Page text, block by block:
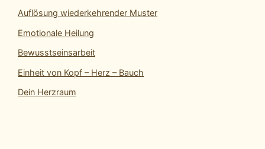
Auflösung wiederkehrender Muster
Emotionale Heilung
Bewusstseinsarbeit
Einheit von Kopf – Herz – Bauch
Dein Herzraum